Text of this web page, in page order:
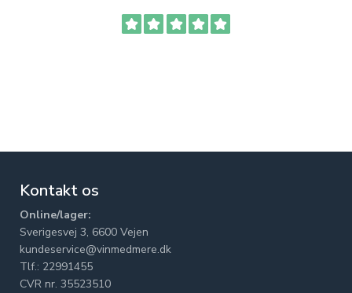
Kontakt os
Online/lager:
Sverigesvej 3, 6600 Vejen
kundeservice@vinmedmere.dk
Tlf.: 22991455
CVR nr. 35523510